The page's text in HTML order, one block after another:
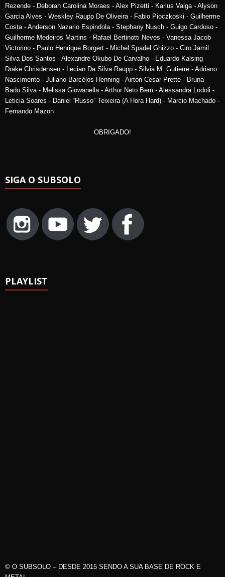
Rezende - Deborah Carolina Moraes - Alex Pizetti - Karlus Valga - Alyson
Garcia Alves - Weskley Raupp De Oliveira - Fabio Pioczkoski - Guilherme
Costa - Anderson Nazario Espindola - Stephany Nusch - Guigo Cardoso -
Guilherme Medeiros Martins - Rafael Bertinotti Neves - Vanessa Jacob
Victorino - Paulo Henrique Borgert - Michel Spadel Ghizzo - Ciro Jamil
Silva Dos Santos - Alexandre Okubo De Carvalho - Eduardo Kalsing -
Drake Chrisdensen - Lecian Da Silva Raupp - Silvia M. Gutierre - Adriano
Nascimento - Juliano Barcélos Henning - Airton Cesar Prette - Bruna
Bado Silva - Melissa Giowanella - Arthur Neto Bem - Alessandra Lodoli -
Leticia Soares - Daniel “Russo” Teixeira (A Hora Hard) - Marcio Machado -
Fernando Mazon
OBRIGADO!
SIGA O SUBSOLO
PLAYLIST
© O SUBSOLO – DESDE 2015 SENDO A SUA BASE DE ROCK E